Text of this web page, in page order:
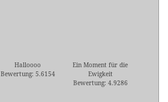
Halloooo
Bewertung: 5.6154
Ein Moment für die
Ewigkeit
Bewertung: 4.9286